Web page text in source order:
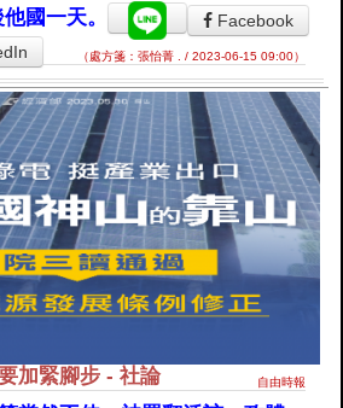
國一天。
Facebook
（處方箋：張怡菁 . / 2023-06-15 09:00）
加緊腳步 - 社論 自由時報